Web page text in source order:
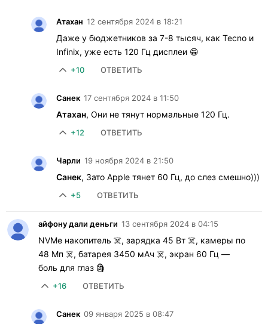
Атахан 12 сентября 2024 в 18:21
Даже у бюджетников за 7-8 тысяч, как Tecno и
Infinix, уже есть 120 Гц дисплеи 😁
+10 ОТВЕТИТЬ
Санек 17 сентября 2024 в 11:50
Атахан, Они не тянут нормальные 120 Гц.
+12 ОТВЕТИТЬ
Чарли 19 ноября 2024 в 21:50
Санек, Зато Apple тянет 60 Гц, до слез смешно)))
+5 ОТВЕТИТЬ
айфону дали деньги 13 сентября 2024 в 04:15
NVMe накопитель ☠️, зарядка 45 Вт ☠️, камеры по
48 Мп ☠️, батарея 3450 мАч ☠️, экран 60 Гц —
боль для глаз 🗿
+16 ОТВЕТИТЬ
Санек 09 января 2025 в 08:47